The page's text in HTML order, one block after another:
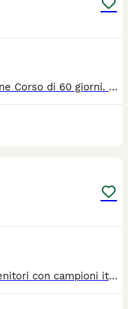
Disponibili bellissimi cuccioli di Cane Corso di 60 giorni. La cucciolata è composta da tre femmine, di cui una nera e due grigie, e da un maschio di colore grigio. Tutti i cuccioli hanno già effettuato la doppia sverminazione e i genitori sono visibili in loco. Il prezzo richiesto è di 500 euro. Per maggiori informazioni, per ricevere ulteriori foto o per venire a vedere i cuccioli di persona, potete contattarmi direttamente.
Cucciola con pedigree ricercato. Genitori con campioni italiani nella linea di sangue. Ultima della sua cucciolata, bellissima, di colore nero Il prezzo è trattabile, no proposte ridicole